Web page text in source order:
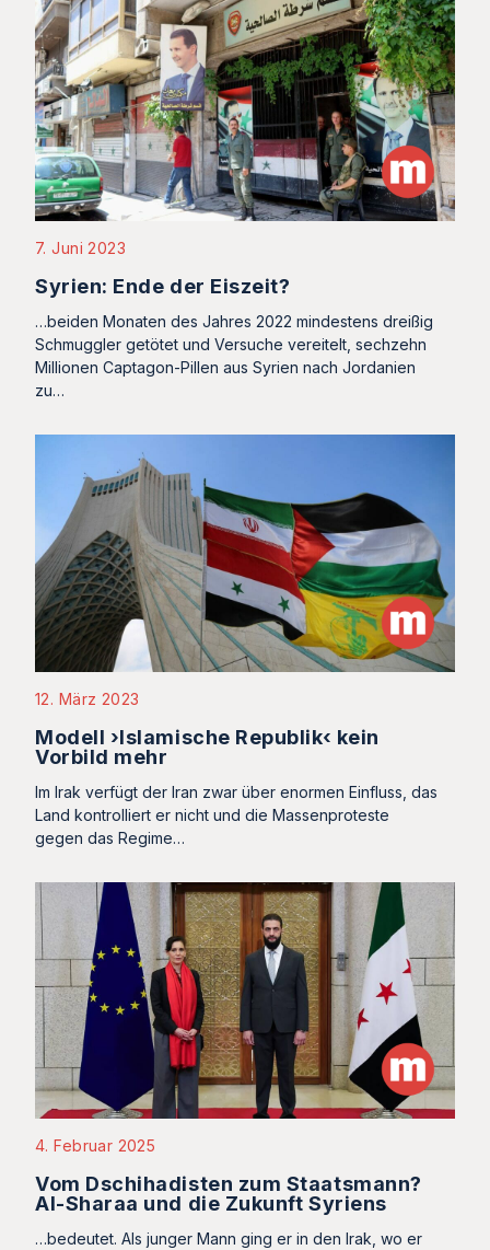
7. Juni 2023
Syrien: Ende der Eiszeit?
…beiden Monaten des Jahres 2022 mindestens dreißig
Schmuggler getötet und Versuche vereitelt, sechzehn
Millionen Captagon-Pillen aus Syrien nach Jordanien
zu…
12. März 2023
Modell ›Islamische Republik‹ kein
Vorbild mehr
Im Irak verfügt der Iran zwar über enormen Einfluss, das
Land kontrolliert er nicht und die Massenproteste
gegen das Regime…
4. Februar 2025
Vom Dschihadisten zum Staatsmann?
Al-Sharaa und die Zukunft Syriens
…bedeutet. Als junger Mann ging er in den Irak, wo er